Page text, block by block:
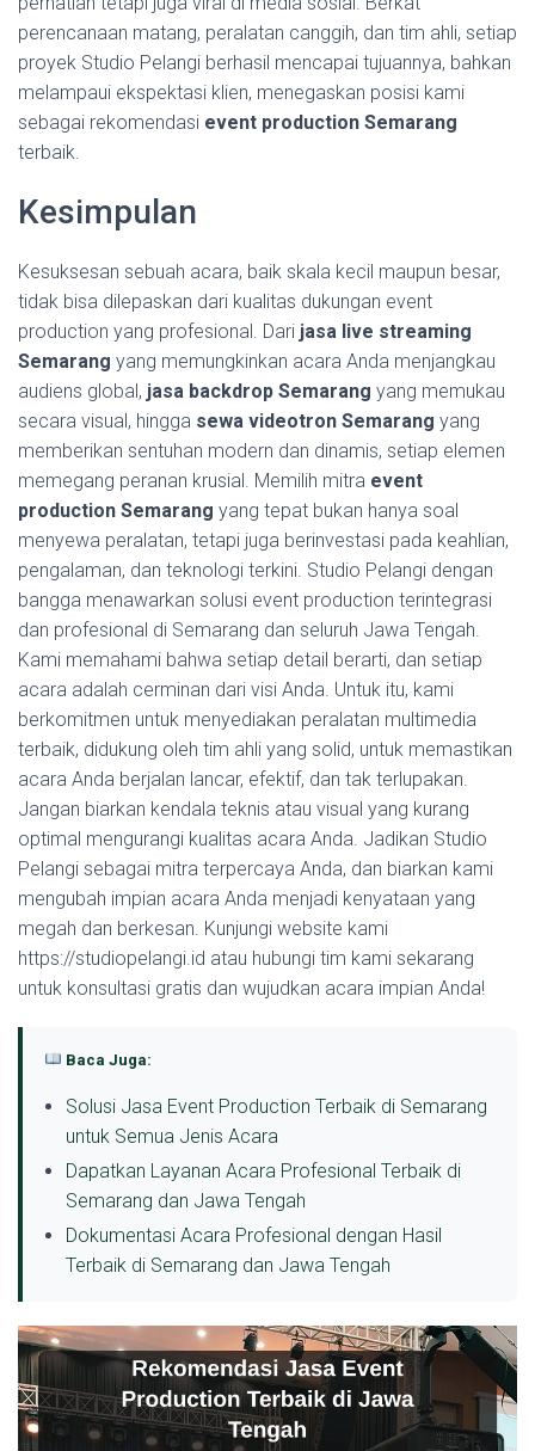
perencanaan matang, peralatan canggih, dan tim ahli, setiap
proyek Studio Pelangi berhasil mencapai tujuannya, bahkan
melampaui ekspektasi klien, menegaskan posisi kami
sebagai rekomendasi event production Semarang
terbaik.
Kesimpulan
Kesuksesan sebuah acara, baik skala kecil maupun besar,
tidak bisa dilepaskan dari kualitas dukungan event
production yang profesional. Dari jasa live streaming
Semarang yang memungkinkan acara Anda menjangkau
audiens global, jasa backdrop Semarang yang memukau
secara visual, hingga sewa videotron Semarang yang
memberikan sentuhan modern dan dinamis, setiap elemen
memegang peranan krusial. Memilih mitra event
production Semarang yang tepat bukan hanya soal
menyewa peralatan, tetapi juga berinvestasi pada keahlian,
pengalaman, dan teknologi terkini. Studio Pelangi dengan
bangga menawarkan solusi event production terintegrasi
dan profesional di Semarang dan seluruh Jawa Tengah.
Kami memahami bahwa setiap detail berarti, dan setiap
acara adalah cerminan dari visi Anda. Untuk itu, kami
berkomitmen untuk menyediakan peralatan multimedia
terbaik, didukung oleh tim ahli yang solid, untuk memastikan
acara Anda berjalan lancar, efektif, dan tak terlupakan.
Jangan biarkan kendala teknis atau visual yang kurang
optimal mengurangi kualitas acara Anda. Jadikan Studio
Pelangi sebagai mitra terpercaya Anda, dan biarkan kami
mengubah impian acara Anda menjadi kenyataan yang
megah dan berkesan. Kunjungi website kami
https://studiopelangi.id atau hubungi tim kami sekarang
untuk konsultasi gratis dan wujudkan acara impian Anda!
Baca Juga:
Solusi Jasa Event Production Terbaik di Semarang
untuk Semua Jenis Acara
Dapatkan Layanan Acara Profesional Terbaik di
Semarang dan Jawa Tengah
Dokumentasi Acara Profesional dengan Hasil
Terbaik di Semarang dan Jawa Tengah